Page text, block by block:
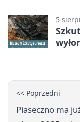
5
<< Poprzedni
Piaseczno ma